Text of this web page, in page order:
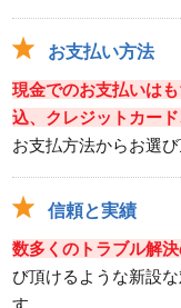
お支払い方法
現金でのお支払いは
込、クレジットカー
お支払方法からお選び
信頼と実績
数多くのトラブル解
び頂けるような新設
す。